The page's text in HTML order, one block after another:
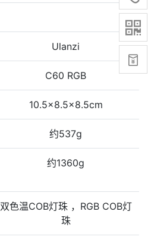


Ulanzi
C60 RGB
10.5x8.5x8.5cm
约537g
约1360g
双色温COB灯珠 ，RGB COB灯
珠